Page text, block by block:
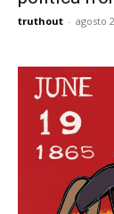
truthout - agosto